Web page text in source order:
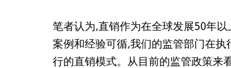
笔者认为,直销作为在全球发展50年
案例和经验可循,我们的监管部门在
行的直销模式。从目前的监管政策来